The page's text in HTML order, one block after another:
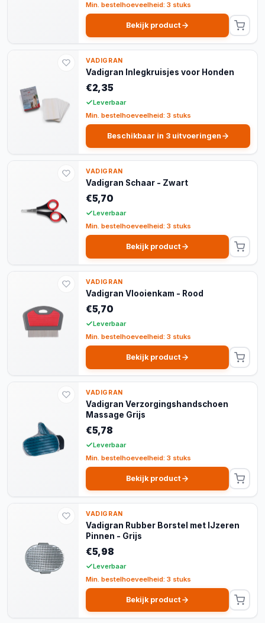
Min. bestelhoeveelheid: 3 stuks
Bekijk product
VADIGRAN
Vadigran Inlegkruisjes voor Honden
€2,35
Leverbaar
Min. bestelhoeveelheid: 3 stuks
Beschikbaar in 3 uitvoeringen
VADIGRAN
Vadigran Schaar - Zwart
€5,70
Leverbaar
Min. bestelhoeveelheid: 3 stuks
Bekijk product
VADIGRAN
Vadigran Vlooienkam - Rood
€5,70
Leverbaar
Min. bestelhoeveelheid: 3 stuks
Bekijk product
VADIGRAN
Vadigran Verzorgingshandschoen
Massage Grijs
€5,78
Leverbaar
Min. bestelhoeveelheid: 3 stuks
Bekijk product
VADIGRAN
Vadigran Rubber Borstel met IJzeren
Pinnen - Grijs
€5,98
Leverbaar
Min. bestelhoeveelheid: 3 stuks
Bekijk product